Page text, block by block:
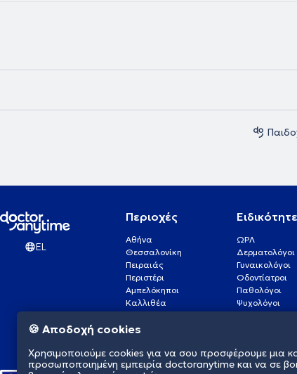
EL
Περιοχές
Αθήνα
Θεσσαλονίκη
Πειραιάς
Περιστέρι
Αμπελόκηποι
Καλλιθέα
Πάτρα
Γλυφάδα
Νέα Σμύρνη
ΩΡΛ
Δερματολόγοι
Γυναικολόγοι
Οδοντίατροι
Παθολόγοι
Ψυχολόγοι
Οφθαλμίατροι
Καρδιολόγοι
🍪 Αποδοχή cookies
Χρησιμοποιούμε cookies για να σου προσφέρουμε μια
προσωποποιημένη εμπειρία doctoranytime και να σε